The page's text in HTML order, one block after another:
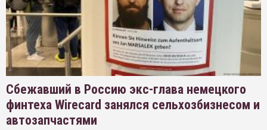
Сбежавший в Россию экс-глава немецкого
финтеха Wirecard занялся сельхозбизнесом и
автозапчастями